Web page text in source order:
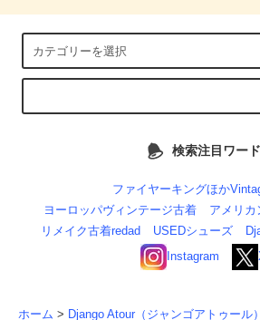
検索注目ワード
ファイヤーキングほか
ヨーロッパヴィンテージ古着
アメリカ
リメイク古着redad
USEDシューズ
Instagram
ホーム > Django Atour（ジャンゴアトゥール）